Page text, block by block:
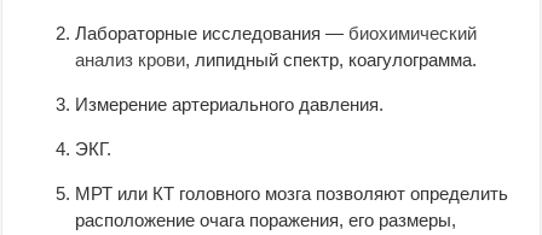
Лабораторные исследования — биохимический
анализ крови, липидный спектр, коагулограмма.
Измерение артериального давления.
ЭКГ.
МРТ или КТ головного мозга позволяют определить
расположение очага поражения, его размеры,